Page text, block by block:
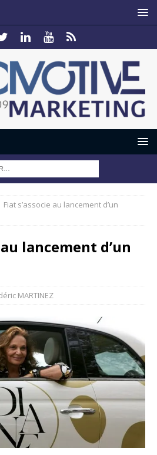
Fiat s’associe au lancement d’un
lancement d’un
MARTINEZ